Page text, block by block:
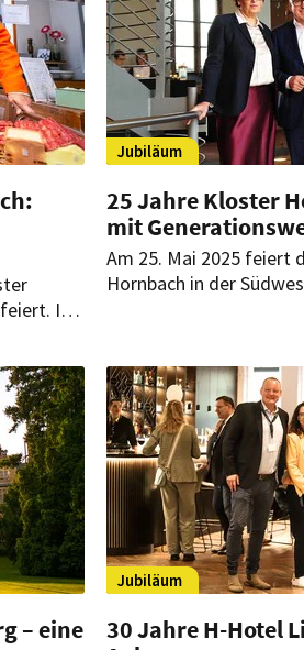
Meilenstein mit
Im
Jubiläum
25 Jahre Kloster
mit
Am 25. Mai 2025 feiert
Hornbach in der
symbolischen
– eine
Jubiläum
30 Jahre H-Hotel